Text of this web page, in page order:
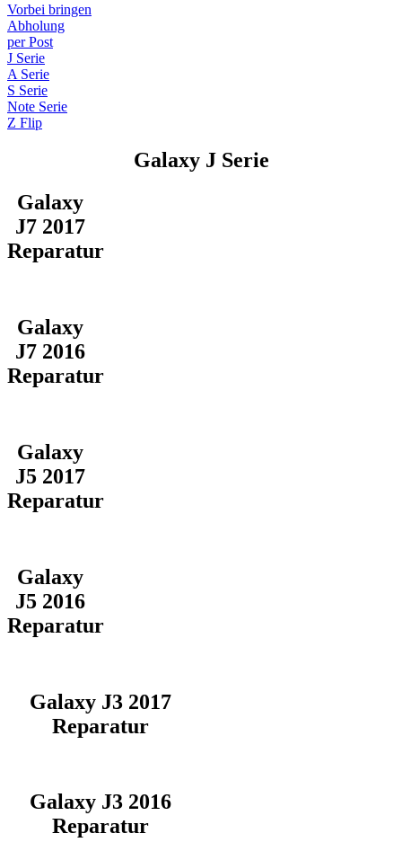
Vorbei bringen
Abholung
per Post
J Serie
A Serie
S Serie
Note Serie
Z Flip
Galaxy J Serie
Galaxy
J7 2017
Reparatur
Galaxy
J7 2016
Reparatur
Galaxy
J5 2017
Reparatur
Galaxy
J5 2016
Reparatur
Galaxy J3 2017
Reparatur
Galaxy J3 2016
Reparatur